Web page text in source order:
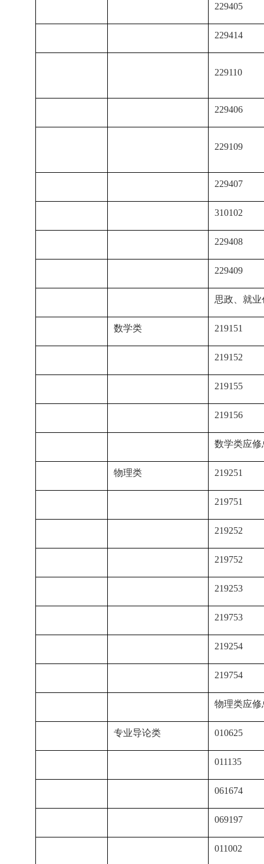
229405
229414
229110
229406
229109
229407
310102
229408
229409
思政、就
数学类 219151
219152
219155
219156
数学类应修
物理类 219251
219751
219252
219752
219253
219753
219254
219754
物理类应修
专业导论类 010625
011135
061674
069197
011002